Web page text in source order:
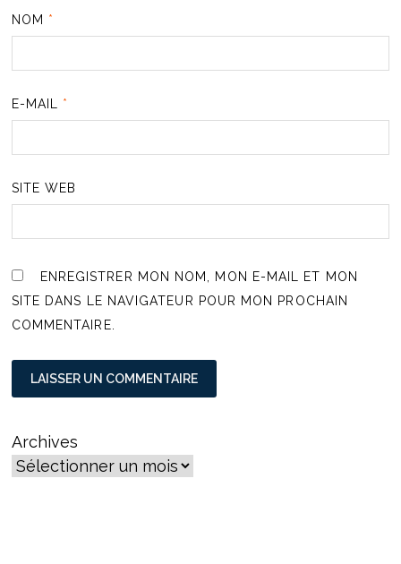
NOM *
E-MAIL *
SITE WEB
ENREGISTRER MON NOM, MON E-MAIL ET MON
SITE DANS LE NAVIGATEUR POUR MON PROCHAIN
COMMENTAIRE.
Archives